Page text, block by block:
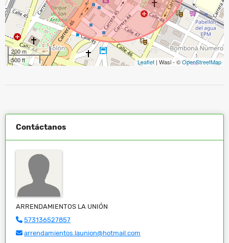
200 m
500 ft
Leaflet | Wasi - ©OpenStreetMap
Contáctanos
ARRENDAMIENTOS LA UNIÓN
573136527857
arrendamientos.launion@hotmail.com